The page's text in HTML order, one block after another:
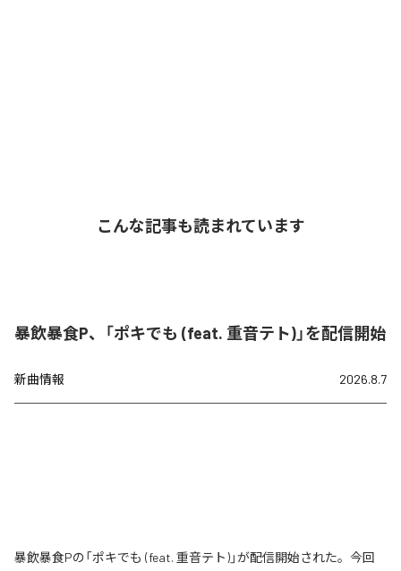
こんな記事も読まれています
暴飲暴食P、「ポキでも (feat. 重音テト)」を配信開始
新曲情報 2026.8.7
暴飲暴食Pの「ポキでも (feat. 重音テト)」が配信開始された。今回